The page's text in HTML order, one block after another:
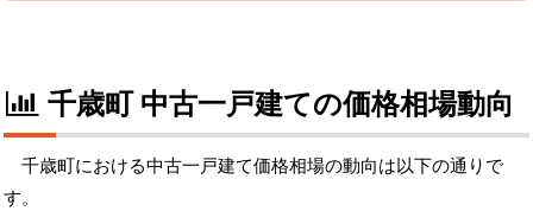
千歳町 中古一戸建ての価格相場動向
千歳町における中古一戸建て価格相場の動向は以下の通りで
す。